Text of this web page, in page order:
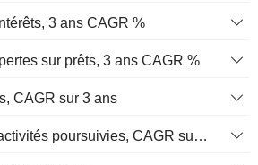
3 ans CAGR %
sur prêts, 3 ans CAGR %
CAGR sur 3 ans
Bénéfices des activités poursuivies, CAGR sur 3 ans